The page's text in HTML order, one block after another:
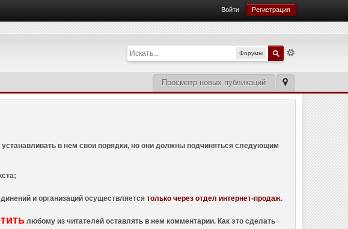
Войти Регистрация
Форумы
Просмотр новых публикаций
устанавливать в нем свои порядки, но они должны подчиняться следующим
и организаций осуществляетсятолько через отдел интернет-продаж.
любому из читателей оставлять в нем комментарии. Как это сделать